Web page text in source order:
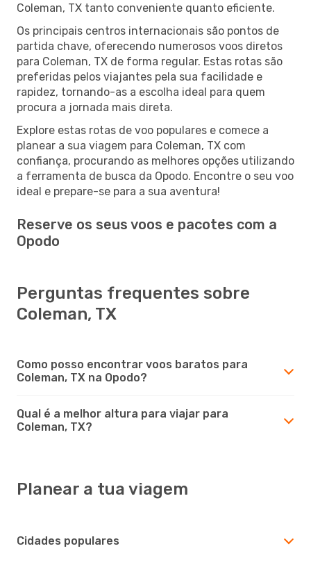
Coleman, TX tanto conveniente quanto eficiente.
Os principais centros internacionais são pontos de
partida chave, oferecendo numerosos voos diretos
para Coleman, TX de forma regular. Estas rotas são
preferidas pelos viajantes pela sua facilidade e
rapidez, tornando-as a escolha ideal para quem
procura a jornada mais direta.
Explore estas rotas de voo populares e comece a
planear a sua viagem para Coleman, TX com
confiança, procurando as melhores opções utilizando
a ferramenta de busca da Opodo. Encontre o seu voo
ideal e prepare-se para a sua aventura!
Reserve os seus voos e pacotes com a
Opodo
Perguntas frequentes sobre
Coleman, TX
Como posso encontrar voos baratos para
Coleman, TX na Opodo?
Qual é a melhor altura para viajar para
Coleman, TX?
Planear a tua viagem
Cidades populares